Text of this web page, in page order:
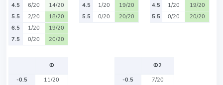
4.5
6/20
14/20
5.5
2/20
18/20
6.5
1/20
19/20
7.5
0/20 20/20
4.5
1/20
19/20
5.5
0/20 20/20
4.5
1/20
19/20
5.5
0/20 20/20
Ф
-0.5
11/20
Ф2
-0.5
7/20